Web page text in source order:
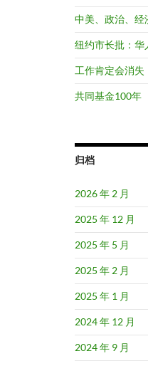
中美、政治、经
纽约市长批：华
工作肯定会消
共同基金100年
归档
2026 年 2 月
2025 年 12 月
2025 年 5 月
2025 年 2 月
2025 年 1 月
2024 年 12 月
2024 年 9 月